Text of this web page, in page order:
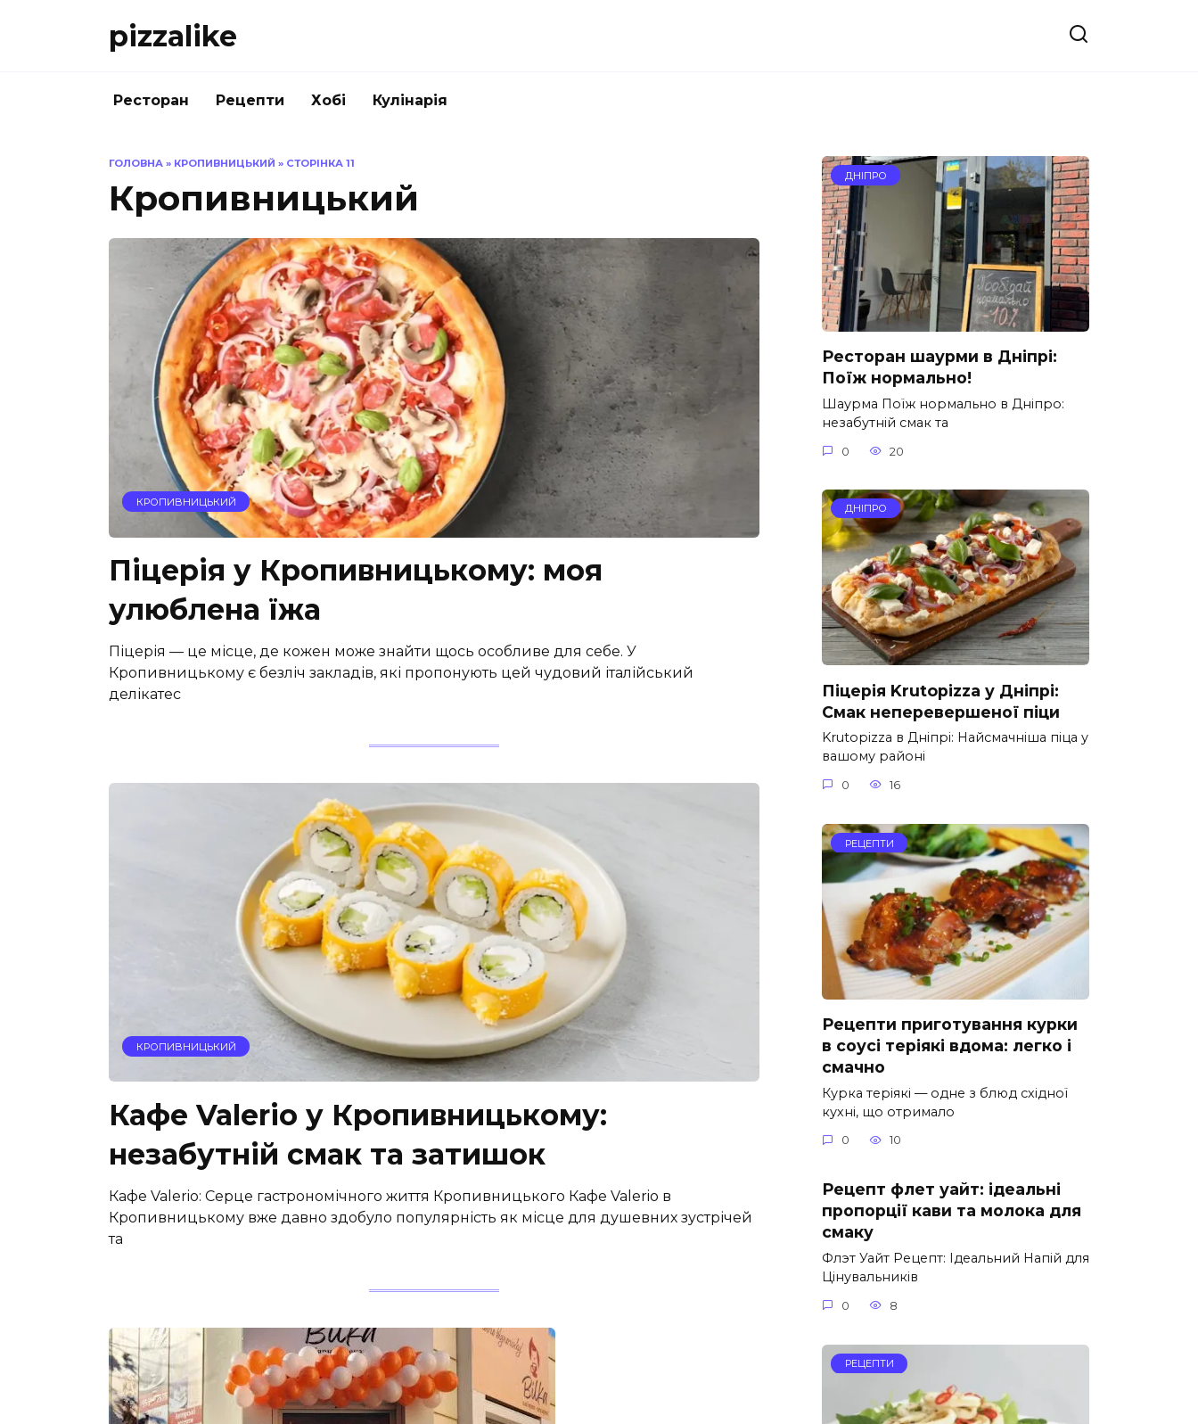
pizzalike
Ресторан Рецепти Хобі Кулінарія
ГОЛОВНА » КРОПИВНИЦЬКИЙ » СТОРІНКА 11
Кропивницький
КРОПИВНИЦЬКИЙ
Піцерія у Кропивницькому: моя
улюблена їжа
Піцерія — це місце, де кожен може знайти щось особливе для себе. У
Кропивницькому є безліч закладів, які пропонують цей чудовий італійський
делікатес
КРОПИВНИЦЬКИЙ
Кафе Valerio у Кропивницькому:
незабутній смак та затишок
Кафе Valerio: Серце гастрономічного життя Кропивницького Кафе Valerio в
Кропивницькому вже давно здобуло популярність як місце для душевних зустрічей
та
ДНІПРО
Ресторан шаурми в Дніпрі:
Поїж нормально!
Шаурма Поїж нормально в Дніпро:
незабутній смак та
0 20
ДНІПРО
Піцерія Krutopizza у Дніпрі:
Смак неперевершеної піци
Krutopizza в Дніпрі: Найсмачніша піца у
вашому районі
0 16
РЕЦЕПТИ
Рецепти приготування курки
в соусі теріякі вдома: легко і
смачно
Курка теріякі — одне з блюд східної
кухні, що отримало
0 10
Рецепт флет уайт: ідеальні
пропорції кави та молока для
смаку
Флэт Уайт Рецепт: Ідеальний Напій для
Цінувальників
0 8
РЕЦЕПТИ